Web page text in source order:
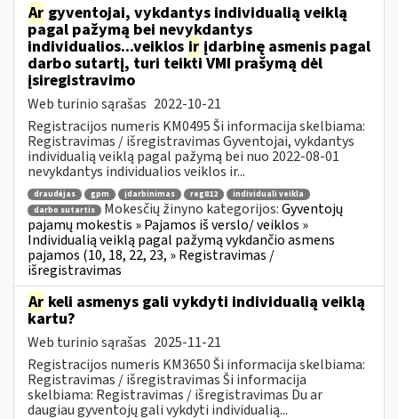
Ar gyventojai, vykdantys individualią veiklą
pagal pažymą bei nevykdantys
individualios...veiklos ir įdarbinę asmenis pagal
darbo sutartį, turi teikti VMI prašymą dėl
įsiregistravimo
Web turinio sąrašas 2022-10-21
Registracijos numeris KM0495 Ši informacija skelbiama:
Registravimas / išregistravimas Gyventojai, vykdantys
individualią veiklą pagal pažymą bei nuo 2022-08-01
nevykdantys individualios veiklos ir...
draudėjas gpm įdarbinimas reg812
individuali veikla
darbo sutartis
Mokesčių žinyno kategorijos:Gyventojų
pajamų mokestis » Pajamos iš verslo/ veiklos »
Individualią veiklą pagal pažymą vykdančio asmens
pajamos (10, 18, 22, 23, » Registravimas /
išregistravimas
Ar keli asmenys gali vykdyti individualią veiklą
kartu?
Web turinio sąrašas 2025-11-21
Registracijos numeris KM3650 Ši informacija skelbiama:
Registravimas / išregistravimas Ši informacija
skelbiama: Registravimas / išregistravimas Du ar
daugiau gyventojų gali vykdyti individualią...